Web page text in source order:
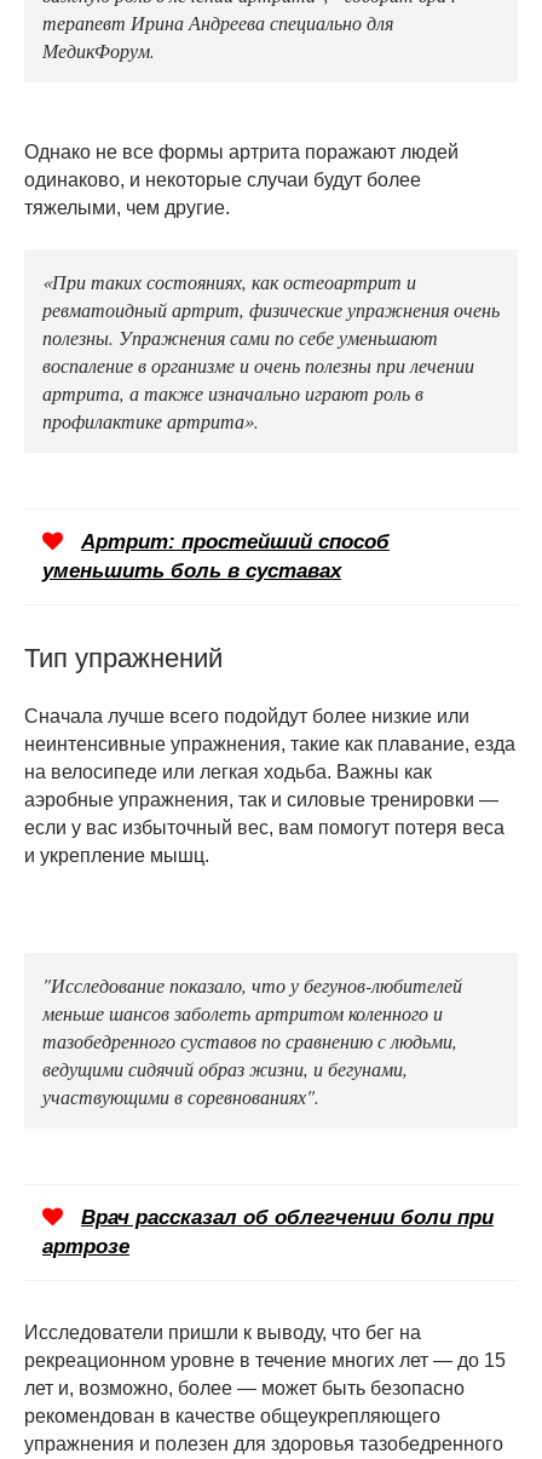
терапевт Ирина Андреева специально для
МедикФорум.
Однако не все формы артрита поражают людей
одинаково, и некоторые случаи будут более
тяжелыми, чем другие.
«При таких состояниях, как остеоартрит и
ревматоидный артрит, физические упражнения очень
полезны. Упражнения сами по себе уменьшают
воспаление в организме и очень полезны при лечении
артрита, а также изначально играют роль в
профилактике артрита».
Артрит: простейший способ
уменьшить боль в суставах
Тип упражнений
Сначала лучше всего подойдут более низкие или
неинтенсивные упражнения, такие как плавание, езда
на велосипеде или легкая ходьба. Важны как
аэробные упражнения, так и силовые тренировки —
если у вас избыточный вес, вам помогут потеря веса
и укрепление мышц.
"Исследование показало, что у бегунов-любителей
меньше шансов заболеть артритом коленного и
тазобедренного суставов по сравнению с людьми,
ведущими сидячий образ жизни, и бегунами,
участвующими в соревнованиях".
Врач рассказал об облегчении боли при
артрозе
Исследователи пришли к выводу, что бег на
рекреационном уровне в течение многих лет — до 15
лет и, возможно, более — может быть безопасно
рекомендован в качестве общеукрепляющего
упражнения и полезен для здоровья тазобедренного